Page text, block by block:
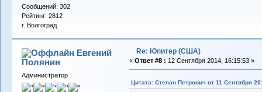
Сообщений: 302
Рейтинг: 2812
г. Волгоград
Евгений
Полянин
Администратор
Re: Юпитер (США)
« Ответ #8 : 12 Сентября 2014, 16:15:53 »
Цитата: Степан Петрович от 11 Сентября